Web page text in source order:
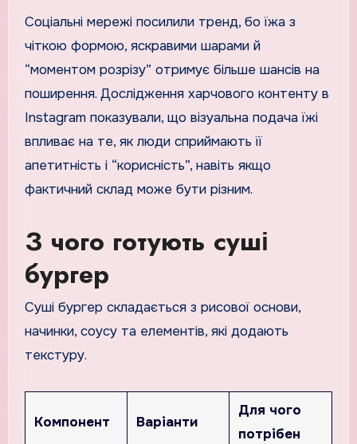
Соціальні мережі посилили тренд, бо їжа з
чіткою формою, яскравими шарами й
“моментом розрізу” отримує більше шансів на
поширення. Дослідження харчового контенту в
Instagram показували, що візуальна подача їжі
впливає на те, як люди сприймають її
апетитність і “корисність”, навіть якщо
фактичний склад може бути різним.
З чого готують суші
бургер
Суші бургер складається з рисової основи,
начинки, соусу та елементів, які додають
текстуру.
Компонент Варіанти
Для чого
потрібен